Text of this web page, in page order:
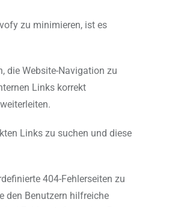
zu minimieren, ist es
die Website-Navigation zu
Links korrekt
Links zu suchen und diese
404-Fehlerseiten zu
den Benutzern hilfreiche